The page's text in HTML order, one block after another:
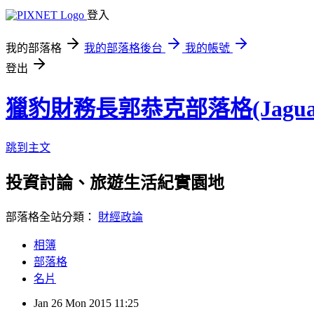
登入
我的部落格 我的部落格後台
我的帳號
登出
獵豹財務長郭恭克部落格
跳到主文
投資討論、旅遊生活紀實園地
部落格全站分類： 財經政論
相簿
部落格
名片
Jan 26 Mon 2015 11:25